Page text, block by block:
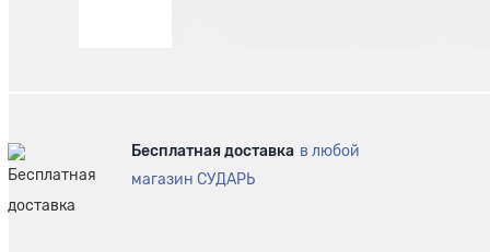
Бесплатная доставка в любой
магазин СУДАРЬ